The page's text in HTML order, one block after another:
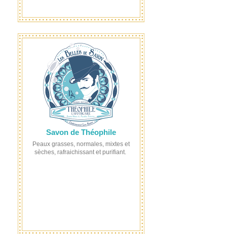
Savon de Théophile
Peaux grasses, normales, mixtes et
sèches, rafraichissant et purifiant.